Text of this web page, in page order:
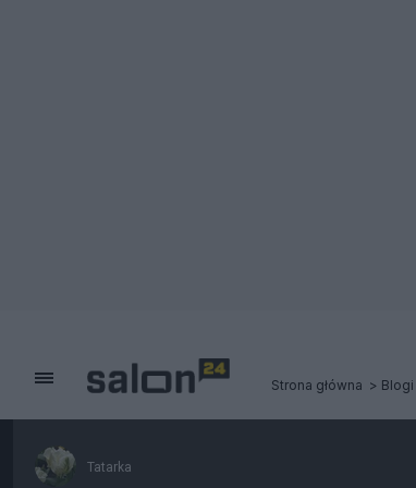
Strona główna Blogi
Tatarka